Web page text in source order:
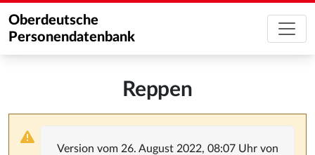
Oberdeutsche
Personendatenbank
Reppen
Version vom 26. August 2022, 08:07 Uhr von